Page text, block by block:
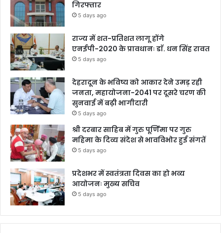
गिरफ्तार
5 days ago
राज्य में शत-प्रतिशत लागू होंगे
एनईपी-2020 के प्रावधानः डाॅ. धन सिंह रावत
5 days ago
देहरादून के भविष्य को आकार देने उमड़ रही
जनता, महायोजना-2041 पर दूसरे चरण की
सुनवाई में बढ़ी भागीदारी
5 days ago
श्री दरबार साहिब में गुरु पूर्णिमा पर गुरु
महिमा के दिव्य संदेश से भावविभोर हुई संगतें
5 days ago
प्रदेशभर में स्वतंत्रता दिवस का हो भव्य
आयोजनः मुख्य सचिव
5 days ago